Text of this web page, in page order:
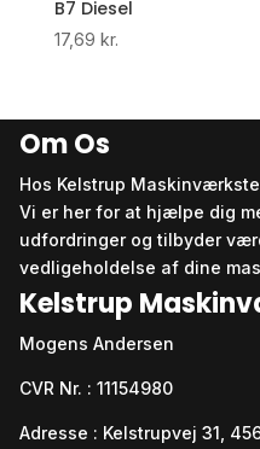
B7 Diesel
17,69 kr.
Om Os
Hos Kelstrup
Vi er her for at hjælpe dig
udfordringer og tilbyder
vedligeholdelse af dine
Kelstrup
Mogens Andersen
CVR Nr. : 11154980
Adresse : Kelstrupvej 31,